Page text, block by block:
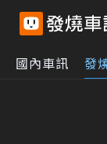
國內車訊 發